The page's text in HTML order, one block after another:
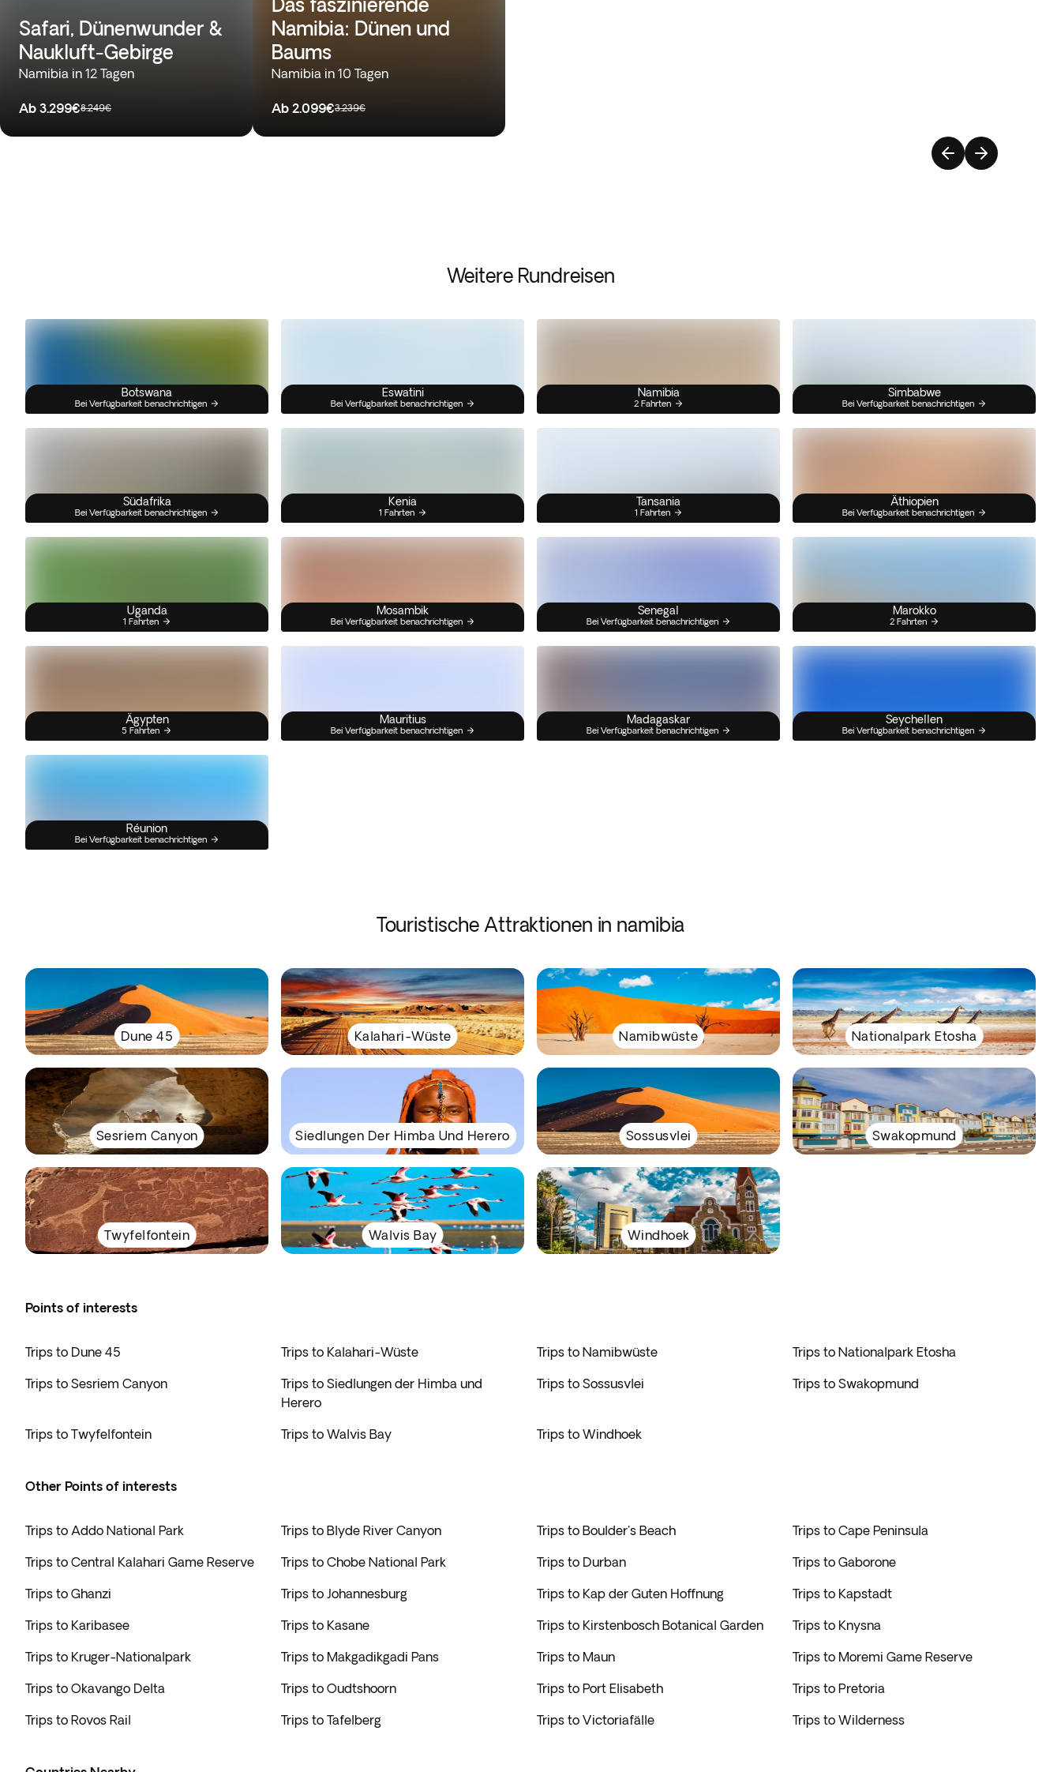
Safari, Dünenwunder &
Naukluft-Gebirge
Namibia in 12 Tagen
Ab 3.299€8.249€
Das faszinierende
Namibia: Dünen und
Baums
Namibia in 10 Tagen
Ab 2.099€3.239€
Weitere Rundreisen
Botswana
Bei Verfügbarkeit benachrichtigen
Eswatini
Bei Verfügbarkeit benachrichtigen
Namibia
2 Fahrten
Simbabwe
Bei Verfügbarkeit benachrichtigen
Südafrika
Bei Verfügbarkeit benachrichtigen
Kenia
1 Fahrten
Tansania
1 Fahrten
Äthiopien
Bei Verfügbarkeit benachrichtigen
Uganda
1 Fahrten
Mosambik
Bei Verfügbarkeit benachrichtigen
Senegal
Bei Verfügbarkeit benachrichtigen
Marokko
2 Fahrten
Ägypten
5 Fahrten
Mauritius
Bei Verfügbarkeit benachrichtigen
Madagaskar
Bei Verfügbarkeit benachrichtigen
Seychellen
Bei Verfügbarkeit benachrichtigen
Réunion
Bei Verfügbarkeit benachrichtigen
Touristische Attraktionen in namibia
Dune 45 Kalahari-Wüste Namibwüste Nationalpark Etosha
Sesriem Canyon Siedlungen Der Himba Und Herero Sossusvlei Swakopmund
Twyfelfontein Walvis Bay Windhoek
Points of interests
Trips to Dune 45 Trips to Kalahari-Wüste Trips to Namibwüste Trips to Nationalpark Etosha
Trips to Sesriem Canyon
Trips to Siedlungen der Himba und
Herero
Trips to Sossusvlei Trips to Swakopmund
Trips to Twyfelfontein Trips to Walvis Bay Trips to Windhoek
Other Points of interests
Trips to Addo National Park Trips to Blyde River Canyon Trips to Boulder's Beach Trips to Cape Peninsula
Trips to Central Kalahari Game Reserve Trips to Chobe National Park Trips to Durban Trips to Gaborone
Trips to Ghanzi Trips to Johannesburg Trips to Kap der Guten Hoffnung Trips to Kapstadt
Trips to Karibasee Trips to Kasane Trips to Kirstenbosch Botanical Garden Trips to Knysna
Trips to Kruger-Nationalpark Trips to Makgadikgadi Pans Trips to Maun Trips to Moremi Game Reserve
Trips to Okavango Delta Trips to Oudtshoorn Trips to Port Elisabeth Trips to Pretoria
Trips to Rovos Rail Trips to Tafelberg Trips to Victoriafälle Trips to Wilderness